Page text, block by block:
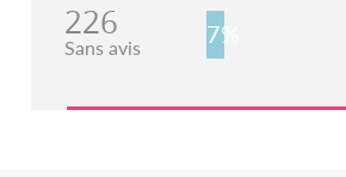
226
Sans avis 7%